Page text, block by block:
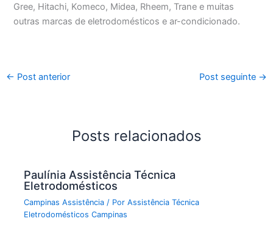
Gree, Hitachi, Komeco, Midea, Rheem, Trane e muitas
outras marcas de eletrodomésticos e ar-condicionado.
← Post anterior Post seguinte →
Posts relacionados
Paulínia Assistência Técnica
Eletrodomésticos
Campinas Assistência / PorAssistência Técnica
Eletrodomésticos Campinas